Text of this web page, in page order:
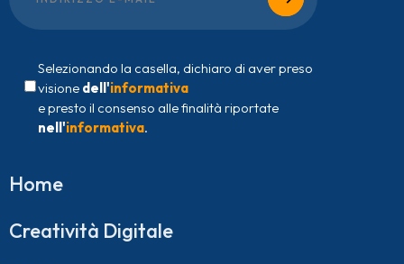
Selezionando la casella, dichiaro di aver preso
visione dell'informativa
e presto il consenso alle finalità riportate
nell'informativa.
Home
Creatività Digitale